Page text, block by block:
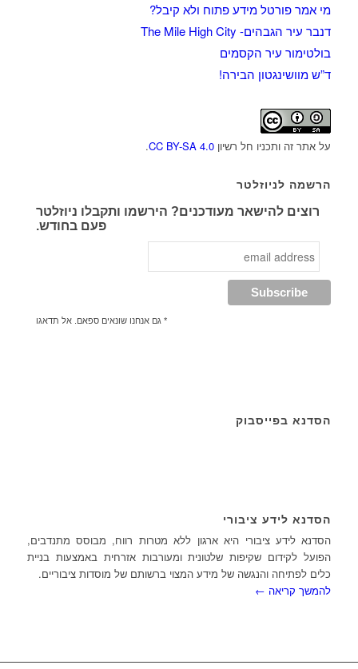
מי אמר פורטל מידע פתוח ולא קיבל?
דנבר עיר הגבהים- The Mile High City
בולטימור עיר הקסמים
ד”ש מוושינגטון הבירה!
על אתר זה ותכניו חל רשיון CC BY-SA 4.0
.
הרשמה לניוזלטר
רוצים להישאר מעודכנים? הירשמו ותקבלו ניוזלטר
פעם בחודש.
* גם אנחנו שונאים ספאם. אל תדאגו
הסדנא בפייסבוק
הסדנא לידע ציבורי
הסדנא לידע ציבורי היא ארגון ללא מטרות רווח, מבוסס מתנדבים,
הפועל לקידום שקיפות שלטונית ומעורבות אזרחית באמצעות בניית
כלים לפתיחה והנגשה של מידע המצוי ברשותם של מוסדות ציבוריים.
להמשך קריאה ←